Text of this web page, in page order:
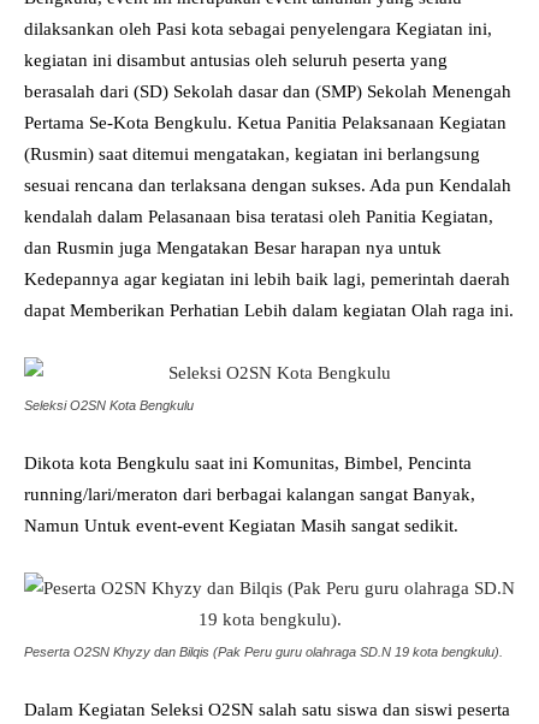
dilaksankan oleh Pasi kota sebagai penyelengara Kegiatan ini,
kegiatan ini disambut antusias oleh seluruh peserta yang
berasalah dari (SD) Sekolah dasar dan (SMP) Sekolah Menengah
Pertama Se-Kota Bengkulu. Ketua Panitia Pelaksanaan Kegiatan
(Rusmin) saat ditemui mengatakan, kegiatan ini berlangsung
sesuai rencana dan terlaksana dengan sukses. Ada pun Kendalah
kendalah dalam Pelasanaan bisa teratasi oleh Panitia Kegiatan,
dan Rusmin juga Mengatakan Besar harapan nya untuk
Kedepannya agar kegiatan ini lebih baik lagi, pemerintah daerah
dapat Memberikan Perhatian Lebih dalam kegiatan Olah raga ini.
Seleksi O2SN Kota Bengkulu
Dikota kota Bengkulu saat ini Komunitas, Bimbel, Pencinta
running/lari/meraton dari berbagai kalangan sangat Banyak,
Namun Untuk event-event Kegiatan Masih sangat sedikit.
Peserta O2SN Khyzy dan Bilqis (Pak Peru guru olahraga SD.N 19 kota bengkulu).
Dalam Kegiatan Seleksi O2SN salah satu siswa dan siswi peserta